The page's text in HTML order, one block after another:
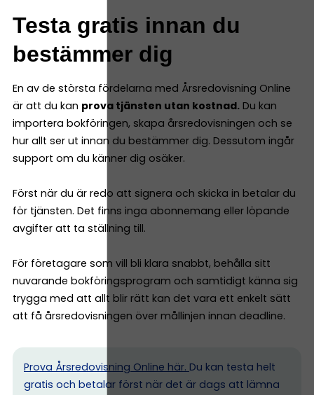
Testa gratis innan du
bestämmer dig
En av de största fördelarna med Årsredovisning Online
är att du kan prova tjänsten utan kostnad. Du kan
importera bokföringen, skapa årsredovisningen och se
hur allt ser ut innan du bestämmer dig. Dessutom ingår
support om du känner dig osäker.
Först när du är redo att signera och skicka in betalar du
för tjänsten. Det finns inga abonnemang eller löpande
avgifter att ta ställning till.
För företagare som vill bli klara snabbt, behålla sitt
nuvarande bokföringsprogram och samtidigt känna sig
trygga med att allt blir rätt kan det vara ett enkelt sätt
att få årsredovisningen över mållinjen innan deadline.
Prova Årsredovisning Online här. Du kan testa helt
gratis och betalar först när det är dags att lämna